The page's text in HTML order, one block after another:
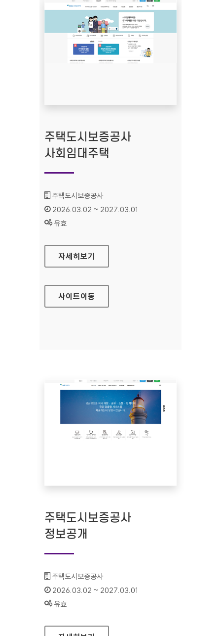
주택도시보증공사
사회임대주택
기관명 :
주택도시보증공사
인증기간 :
2026.03.02 ~ 2027.03.01
상태 :
유효
주택도시보증공사 사회임대주택
자세히보기
사이트이동
주택도시보증공사
정보공개
기관명 :
주택도시보증공사
인증기간 :
2026.03.02 ~ 2027.03.01
상태 :
유효